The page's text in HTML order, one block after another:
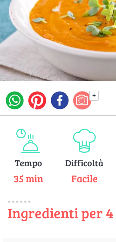
+
Tempo
35 min
Difficoltà
Facile
Ingredienti per